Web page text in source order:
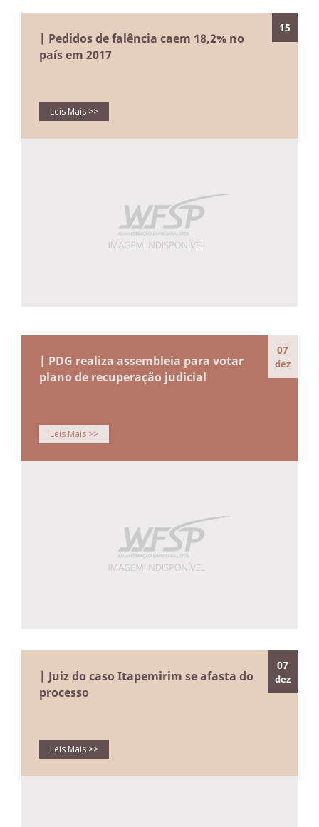
15
| Pedidos de falência caem 18,2% no
país em 2017
Leis Mais >>
07
dez
| PDG realiza assembleia para votar
plano de recuperação judicial
Leis Mais >>
07
dez
| Juiz do caso Itapemirim se afasta do
processo
Leis Mais >>